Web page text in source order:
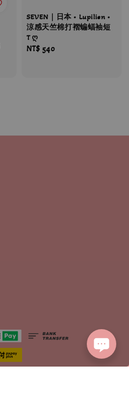
SEVEN｜日本 • Lupilien •
涼感天竺棉打褶蝙蝠袖短
T ღ
Regular
NT$ 540